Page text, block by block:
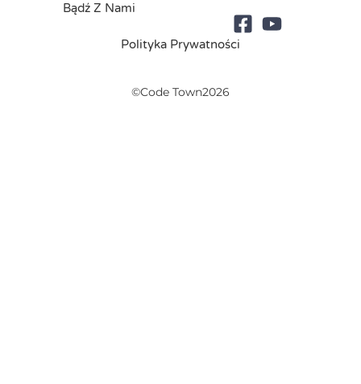
Bądź Z Nami
Polityka Prywatności
©Code Town2026